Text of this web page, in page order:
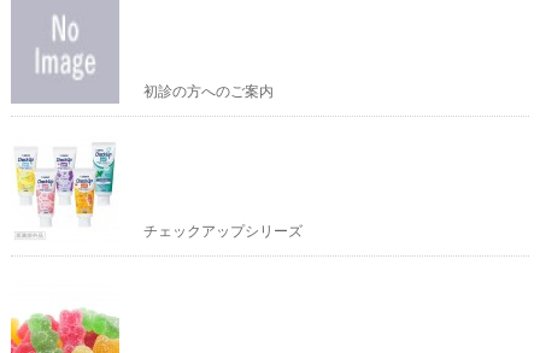
初診の方へのご案内
チェックアップシリーズ